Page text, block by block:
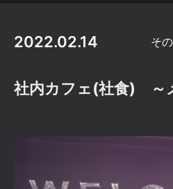
2022.02.14 そ
社内カフェ(社食) ～